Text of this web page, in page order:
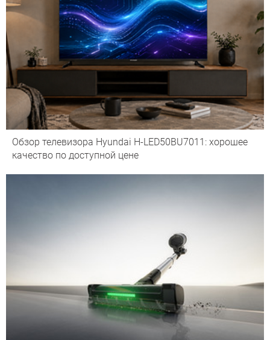
Обзор телевизора Hyundai H-LED50BU7011: хорошее
качество по доступной цене